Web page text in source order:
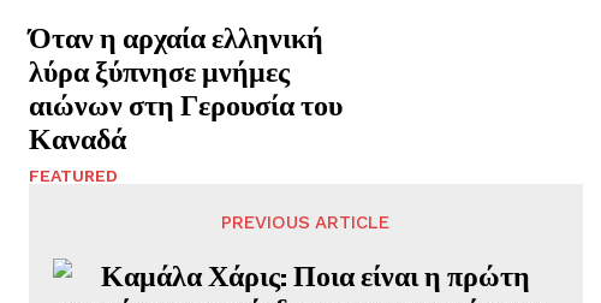
Όταν η αρχαία ελληνική
λύρα ξύπνησε μνήμες
αιώνων στη Γερουσία του
Καναδά
FEATURED
PREVIOUS ARTICLE